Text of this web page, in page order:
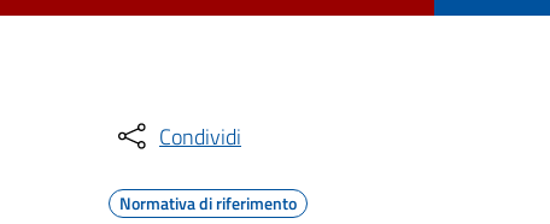
Condividi
Normativa di riferimento